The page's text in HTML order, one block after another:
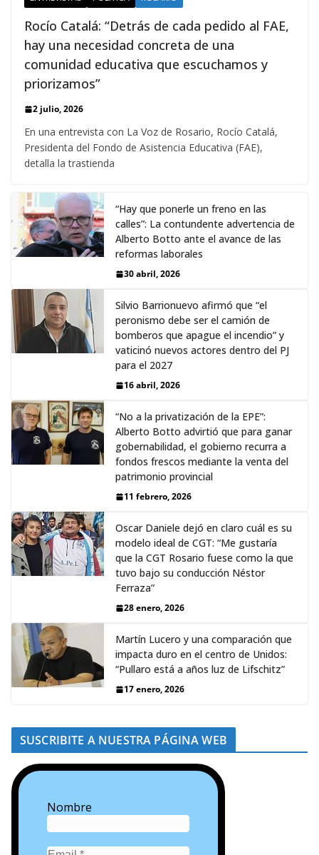
Rocío Catalá: “Detrás de cada pedido al FAE,
hay una necesidad concreta de una
comunidad educativa que escuchamos y
priorizamos”
2 julio, 2026
En una entrevista con La Voz de Rosario, Rocío Catalá,
Presidenta del Fondo de Asistencia Educativa (FAE),
detalla la trastienda
“Hay que ponerle un freno en las
calles”: La contundente advertencia de
Alberto Botto ante el avance de las
reformas laborales
30 abril, 2026
Silvio Barrionuevo afirmó que “el
peronismo debe ser el camión de
bomberos que apague el incendio” y
vaticinó nuevos actores dentro del PJ
para el 2027
16 abril, 2026
“No a la privatización de la EPE”:
Alberto Botto advirtió que para ganar
gobernabilidad, el gobierno recurra a
fondos frescos mediante la venta del
patrimonio provincial
11 febrero, 2026
Oscar Daniele dejó en claro cuál es su
modelo ideal de CGT: “Me gustaría
que la CGT Rosario fuese como la que
tuvo bajo su conducción Néstor
Ferraza”
28 enero, 2026
Martín Lucero y una comparación que
impacta duro en el centro de Unidos:
“Pullaro está a años luz de Lifschitz”
17 enero, 2026
SUSCRIBITE A NUESTRA PÁGINA WEB
Nombre